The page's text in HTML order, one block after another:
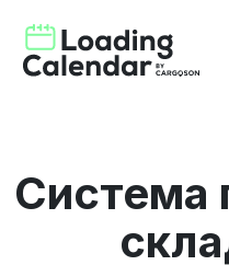
Система